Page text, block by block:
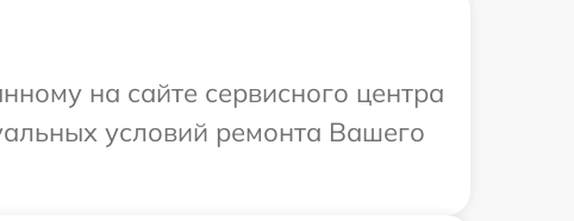
на сайте сервисного центра
условий ремонта Вашего